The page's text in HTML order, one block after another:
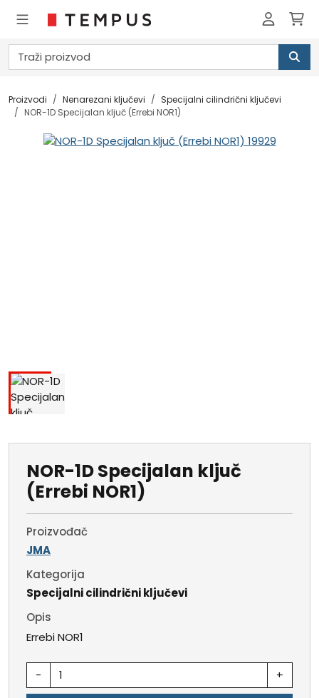
Proizvodi Nenarezani ključevi
Specijalni cilindrični ključevi
NOR-1D Specijalan ključ (Errebi NOR1)
NOR-1D Specijalan ključ
(Errebi NOR1)
Proizvođač
JMA
Kategorija
Specijalni cilindrični ključevi
Opis
Errebi NOR1
- +